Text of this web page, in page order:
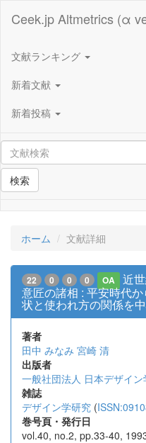
Ceek.jp Altmetrics (α
文献ランキング
新着文献
新着投稿
検索
ホーム 文献詳細
22 0 0 0 OA
近
意匠の諸相 : 平安時代
状と使われ方の関係を
著者
田中 みなみ 宮崎 清
出版者
一般社団法人 日本デザイン
雑誌
デザイン学研究 (
巻号頁・発行日
vol.40, no.2, pp.33-40,